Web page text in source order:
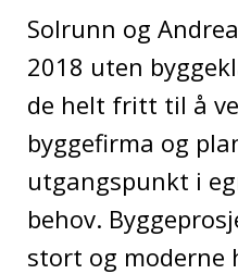
Solrunn og
2018 uten
de helt fritt til å
byggefirma og
utgangspunkt i
behov.
stort og moderne